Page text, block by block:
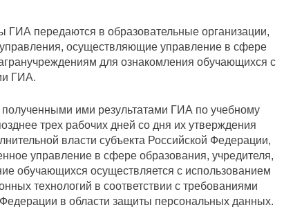
ГИА передаются в образовательные организации,
осуществляющие управление в сфере
для ознакомления обучающихся с
ГИА.
ими результатами ГИА по учебному
трех рабочих дней со дня их утверждения
власти субъекта Российской Федерации,
управление в сфере образования, учредителя,
обучающихся осуществляется с использованием
технологий в соответствии с требованиями
Федерации в области защиты персональных данных.